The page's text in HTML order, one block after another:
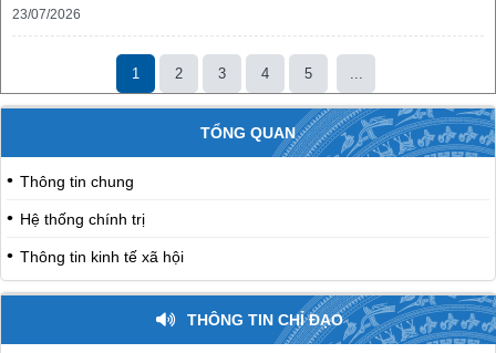
23/07/2026
1 2 3 4 5
TỔNG QUAN
Thông tin chung
Hệ thống chính trị
Thông tin kinh tế xã hội
THÔNG TIN CHỈ ĐẠO